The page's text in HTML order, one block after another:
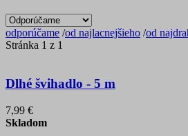
odporúčame /od najlacnejšieho /od
Stránka 1 z 1
Dlhé švihadlo - 5 m
7,99 €
Skladom